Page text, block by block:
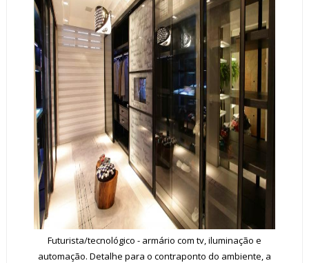
Futurista/tecnológico - armário com tv, iluminação e
automação. Detalhe para o contraponto do ambiente, a